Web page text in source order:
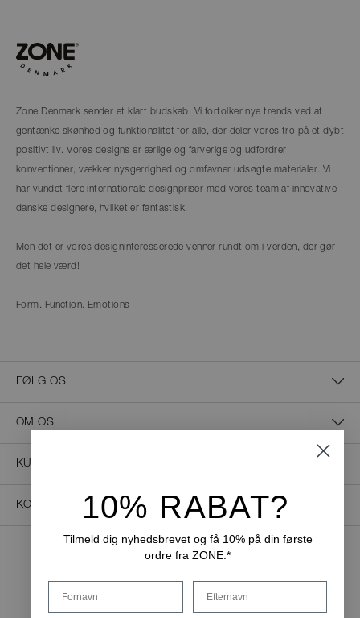
Zone Denmark sender et klart budskab. Vi fortolker nye trends ved at
gentænke skønhed og funktionalitet for alle, der deler vores tro på et dybt
positivt liv. Vores designs er ærlige og farverige og udfordrer
konventioner, vækker nysgerrighed og omfavner udsøgte materialer. Vi
har vundet flere internationale designpriser med vores team af innovative
danske designere, hvilket er fantastisk.
Men det er vores designinteresserede venner rundt om i verden, der gør
det hele værd!
Form. Function. Emotions
FØLG OS
OM OS
KUNDESERVICE
KONTAKT OS10% RABAT?
Tilmeld dig nyhedsbrevet og få 10% på din første
ordre fra ZONE.*
Fornavn Efternavn